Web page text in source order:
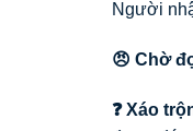
Người
😠 Chờ
❓ Xáo